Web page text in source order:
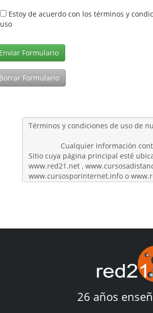
Estoy de acuerdo con los términos y
uso
26 años